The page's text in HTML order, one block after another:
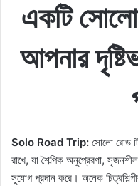
একটি
আপনার
Solo Road Trip: সোলো রোড
রাখে, যা শৈল্পিক অনুপ্রেরণা,
সুযোগ প্রদান করে। অনেক